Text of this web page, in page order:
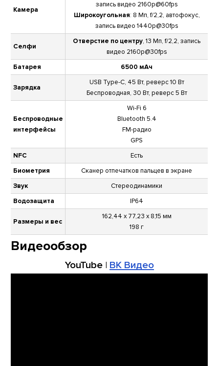
Камера
запись видео 2160p@60fps
Широкоугольная: 8 Мп, f/2,2, автофокус,
запись видео 1440p@30fps
Селфи
Отверстие по центру, 13 Мп, f/2,2, запись
видео 2160p@30fps
Батарея
6500 мАч
Зарядка
USB Type-C, 45 Вт, реверс 10 Вт
Беспроводная, 30 Вт, реверс 5 Вт
Беспроводные
интерфейсы
Wi-Fi 6
Bluetooth 5.4
FM-радио
GPS
NFC
Есть
Биометрия
Сканер отпечатков пальцев в экране
Звук
Стереодинамики
Водозащита
IP64
Размеры и вес
162,44 х 77,23 х 8,15 мм
198 г
Видеообзор
YouTube | ВК Видео